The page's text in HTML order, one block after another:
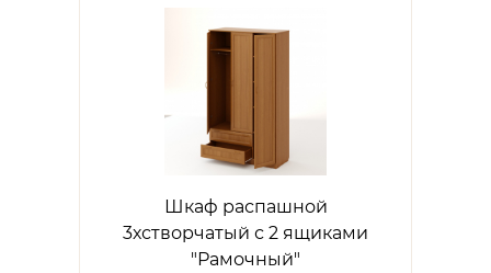
Шкаф распашной
3хстворчатый с 2 ящиками
"Рамочный"